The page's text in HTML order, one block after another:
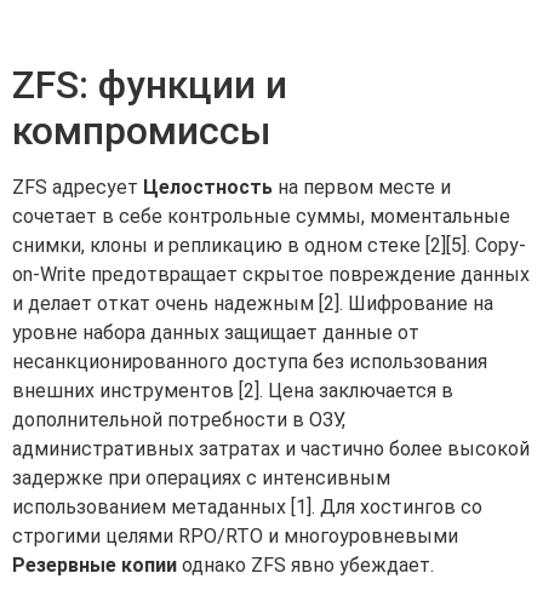
ZFS: функции и
компромиссы
ZFS адресует Целостность на первом месте и
сочетает в себе контрольные суммы, моментальные
снимки, клоны и репликацию в одном стеке [2][5]. Copy-
on-Write предотвращает скрытое повреждение данных
и делает откат очень надежным [2]. Шифрование на
уровне набора данных защищает данные от
несанкционированного доступа без использования
внешних инструментов [2]. Цена заключается в
дополнительной потребности в ОЗУ,
административных затратах и частично более высокой
задержке при операциях с интенсивным
использованием метаданных [1]. Для хостингов со
строгими целями RPO/RTO и многоуровневыми
Резервные копии однако ZFS явно убеждает.